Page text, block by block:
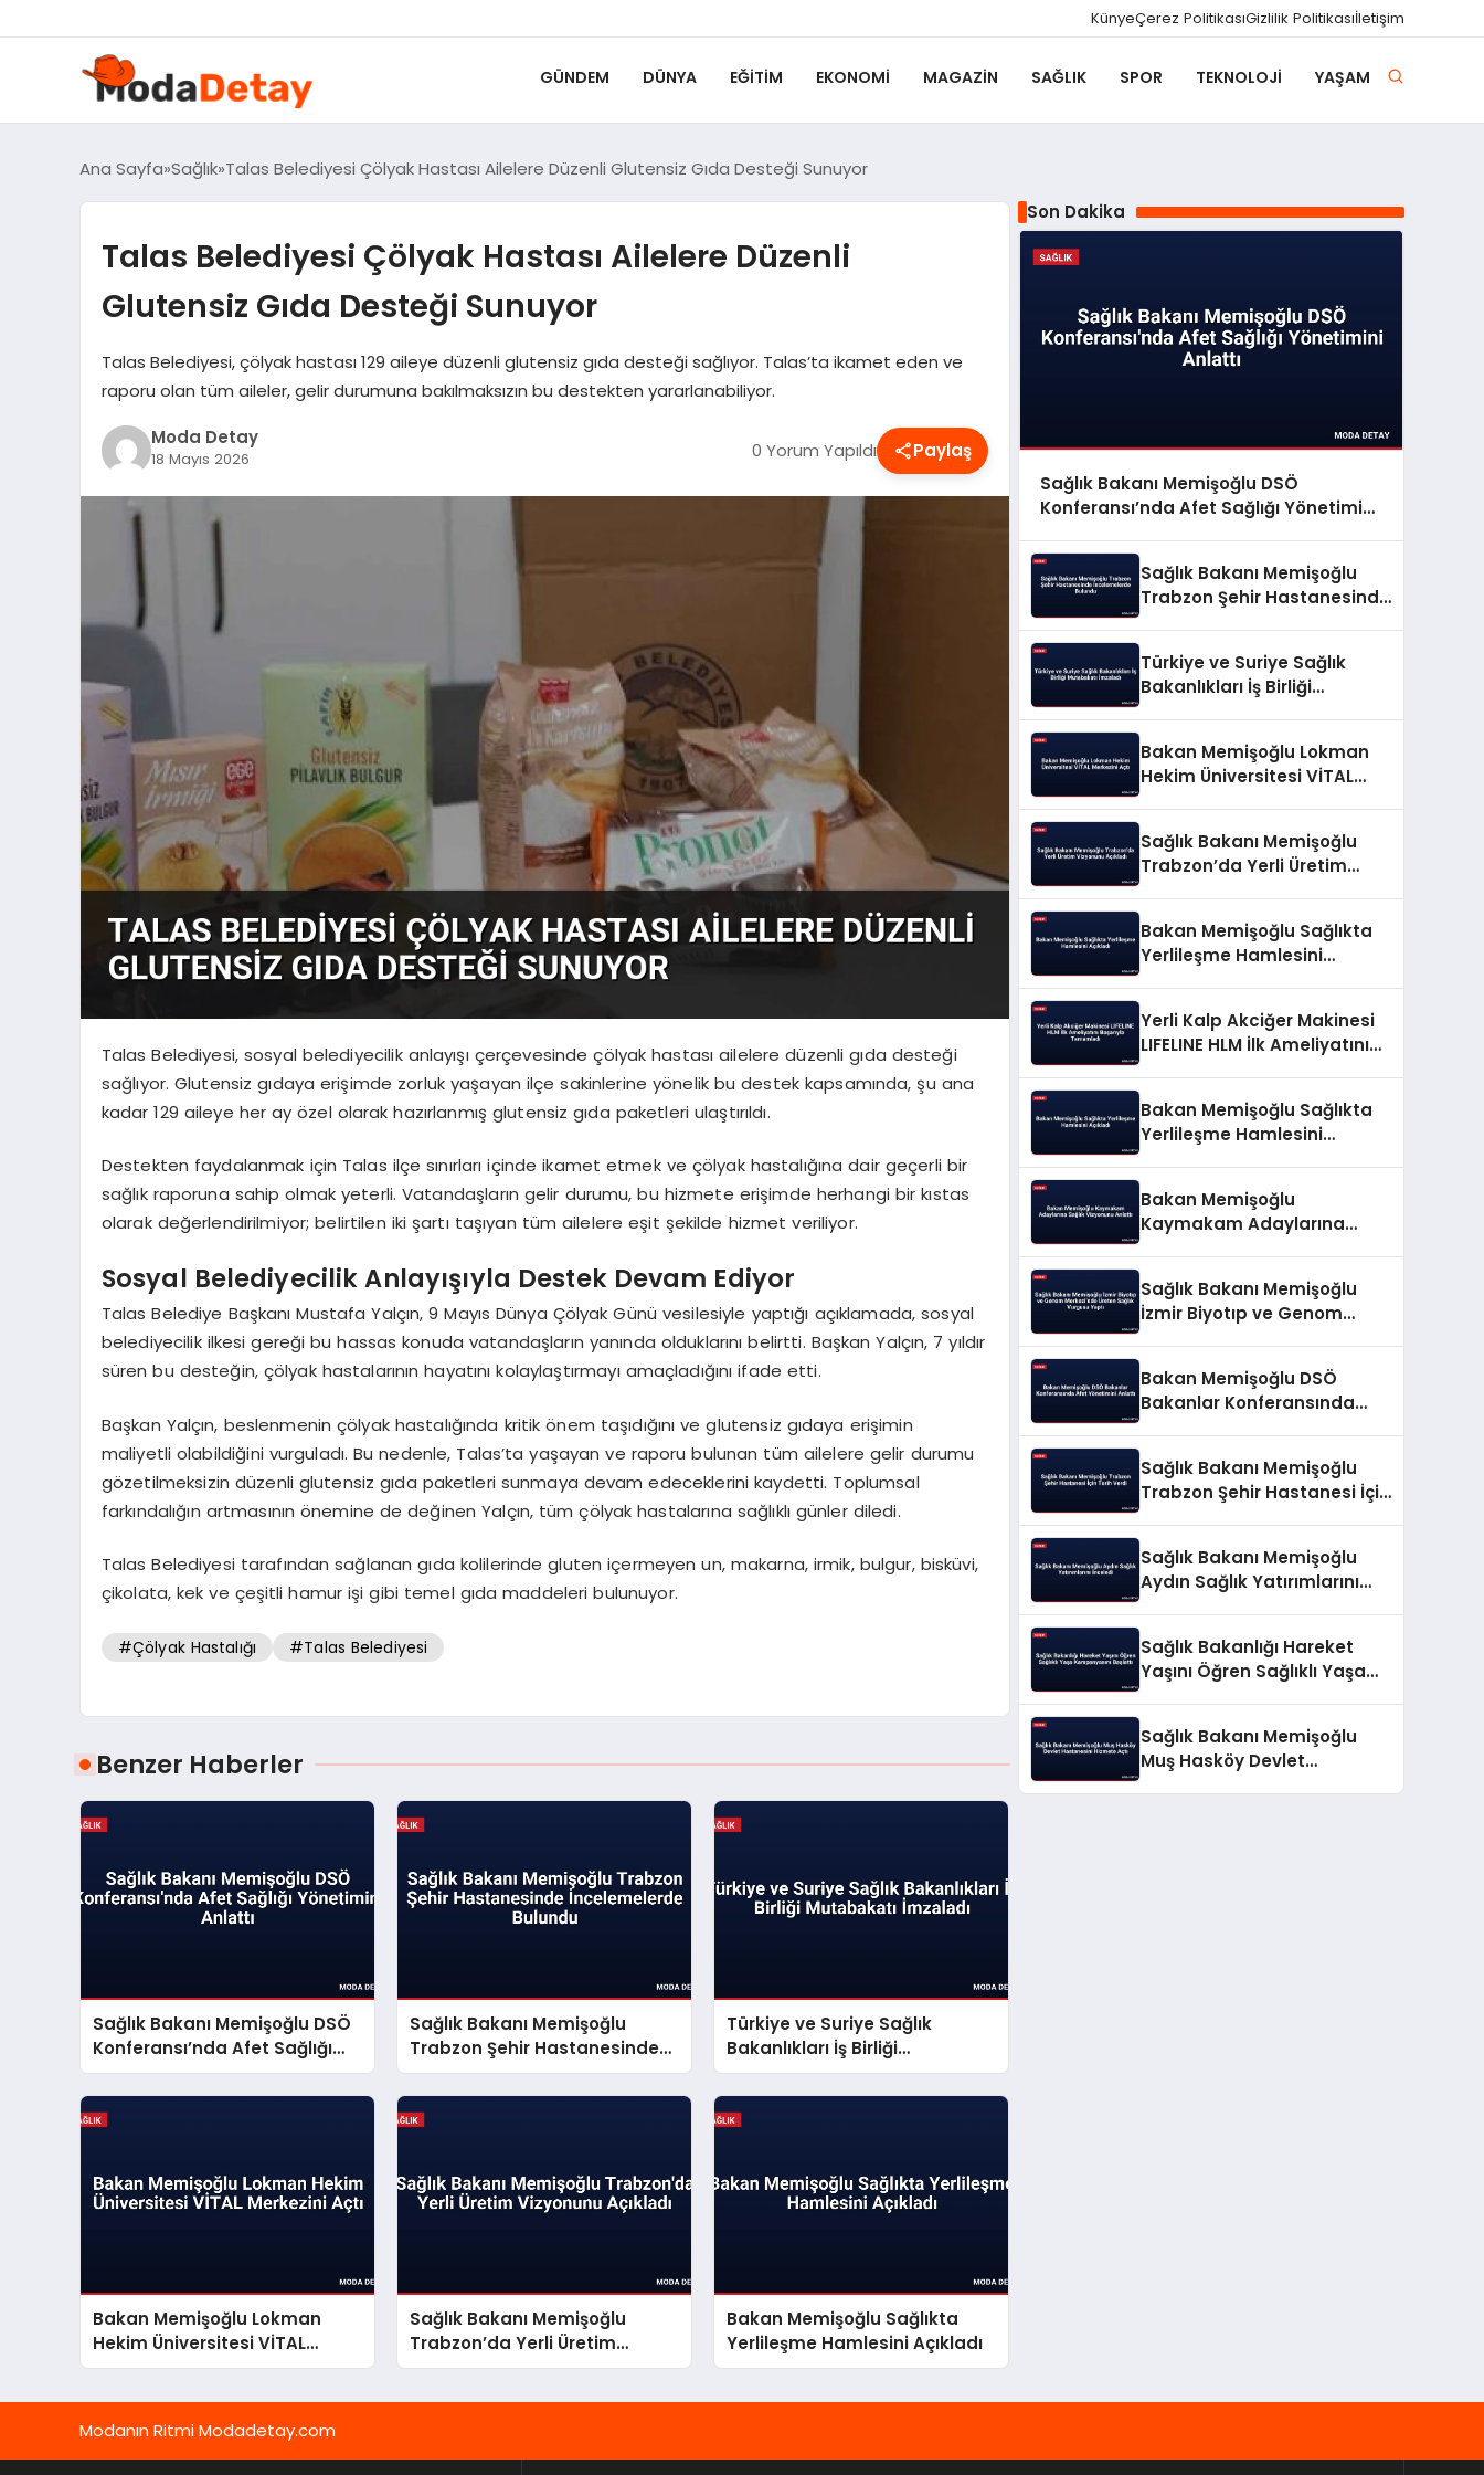
KünyeÇerez PolitikasıGizlilik Politikasıİletişim
GÜNDEM DÜNYA EĞITIM EKONOMI MAGAZIN SAĞLIK SPOR TEKNOLOJI YAŞAM
Ana Sayfa Sağlık Talas Belediyesi Çölyak Hastası Ailelere Düzenli Glutensiz Gıda Desteği Sunuyor
Talas Belediyesi Çölyak Hastası Ailelere Düzenli
Glutensiz Gıda Desteği Sunuyor
Talas Belediyesi, çölyak hastası 129 aileye düzenli glutensiz gıda desteği sağlıyor. Talas’ta ikamet eden ve
raporu olan tüm aileler, gelir durumuna bakılmaksızın bu destekten yararlanabiliyor.
Moda Detay
18 Mayıs 2026 0 Yorum Yapıldı Paylaş
Talas Belediyesi, sosyal belediyecilik anlayışı çerçevesinde çölyak hastası ailelere düzenli gıda desteği
sağlıyor. Glutensiz gıdaya erişimde zorluk yaşayan ilçe sakinlerine yönelik bu destek kapsamında, şu ana
kadar 129 aileye her ay özel olarak hazırlanmış glutensiz gıda paketleri ulaştırıldı.
Destekten faydalanmak için Talas ilçe sınırları içinde ikamet etmek ve çölyak hastalığına dair geçerli bir
sağlık raporuna sahip olmak yeterli. Vatandaşların gelir durumu, bu hizmete erişimde herhangi bir kıstas
olarak değerlendirilmiyor; belirtilen iki şartı taşıyan tüm ailelere eşit şekilde hizmet veriliyor.
Sosyal Belediyecilik Anlayışıyla Destek Devam Ediyor
Talas Belediye Başkanı Mustafa Yalçın, 9 Mayıs Dünya Çölyak Günü vesilesiyle yaptığı açıklamada, sosyal
belediyecilik ilkesi gereği bu hassas konuda vatandaşların yanında olduklarını belirtti. Başkan Yalçın, 7 yıldır
süren bu desteğin, çölyak hastalarının hayatını kolaylaştırmayı amaçladığını ifade etti.
Başkan Yalçın, beslenmenin çölyak hastalığında kritik önem taşıdığını ve glutensiz gıdaya erişimin
maliyetli olabildiğini vurguladı. Bu nedenle, Talas’ta yaşayan ve raporu bulunan tüm ailelere gelir durumu
gözetilmeksizin düzenli glutensiz gıda paketleri sunmaya devam edeceklerini kaydetti. Toplumsal
farkındalığın artmasının önemine de değinen Yalçın, tüm çölyak hastalarına sağlıklı günler diledi.
Talas Belediyesi tarafından sağlanan gıda kolilerinde gluten içermeyen un, makarna, irmik, bulgur, bisküvi,
çikolata, kek ve çeşitli hamur işi gibi temel gıda maddeleri bulunuyor.
#Çölyak Hastalığı #Talas Belediyesi
Benzer Haberler
Sağlık Bakanı Memişoğlu DSÖ
Konferansı’nda Afet Sağlığı
Yönetimini Anlattı
Sağlık Bakanı Memişoğlu
Trabzon Şehir Hastanesinde
İncelemelerde Bulundu
Türkiye ve Suriye Sağlık
Bakanlıkları İş Birliği
Mutabakatı İmzaladı
Bakan Memişoğlu Lokman
Hekim Üniversitesi VİTAL
Merkezini Açtı
Sağlık Bakanı Memişoğlu
Trabzon’da Yerli Üretim
Vizyonunu Açıkladı
Bakan Memişoğlu Sağlıkta
Yerlileşme Hamlesini Açıkladı
Son Dakika
Sağlık Bakanı Memişoğlu DSÖ
Konferansı’nda Afet Sağlığı Yönetimini
Sağlık Bakanı Memişoğlu
Trabzon Şehir Hastanesinde
Türkiye ve Suriye Sağlık
Bakanlıkları İş Birliği
Bakan Memişoğlu Lokman
Hekim Üniversitesi VİTAL
Sağlık Bakanı Memişoğlu
Trabzon’da Yerli Üretim
Bakan Memişoğlu Sağlıkta
Yerlileşme Hamlesini
Yerli Kalp Akciğer Makinesi
LIFELINE HLM İlk Ameliyatını
Bakan Memişoğlu Sağlıkta
Yerlileşme Hamlesini
Bakan Memişoğlu
Kaymakam Adaylarına
Sağlık Bakanı Memişoğlu
İzmir Biyotıp ve Genom
Bakan Memişoğlu DSÖ
Bakanlar Konferansında
Sağlık Bakanı Memişoğlu
Trabzon Şehir Hastanesi İçin
Sağlık Bakanı Memişoğlu
Aydın Sağlık Yatırımlarını
Sağlık Bakanlığı Hareket
Yaşını Öğren Sağlıklı Yaşa
Sağlık Bakanı Memişoğlu
Muş Hasköy Devlet
Modanın Ritmi Modadetay.com